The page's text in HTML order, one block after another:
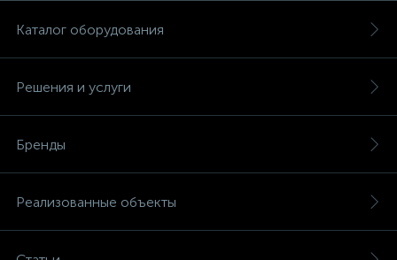
Каталог оборудования
Решения и услуги
Бренды
Реализованные объекты